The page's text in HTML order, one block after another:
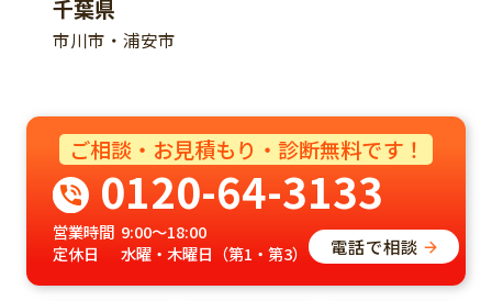
千葉県
市川市・浦安市
ご相談・お見積もり・診断無料です！
0120-64-3133
営業時間 9:00～18:00
定休日
水曜・木曜日（第1・第3） 電話で相談